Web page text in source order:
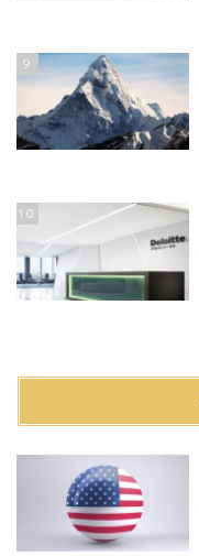
9
10